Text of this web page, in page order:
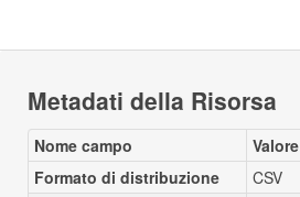
Metadati della Risorsa
Nome campo
Valore
Formato di distribuzione
CSV